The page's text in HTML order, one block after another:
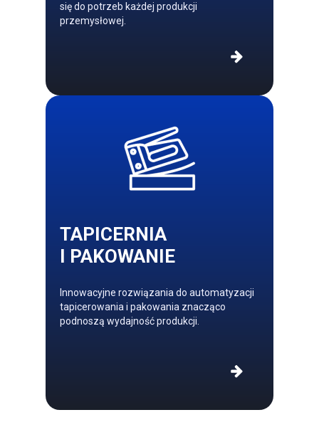
TAPICERNIA
I PAKOWANIE
Innowacyjne rozwiązania do automatyzacji
tapicerowania i pakowania znacząco
podnoszą wydajność produkcji.
się do potrzeb każdej produkcji
przemysłowej.